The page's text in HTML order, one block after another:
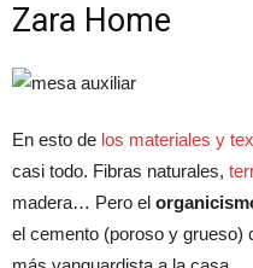
Zara Home
En esto de los materiales y
casi todo. Fibras naturales,
madera… Pero el
el cemento (poroso y grueso)